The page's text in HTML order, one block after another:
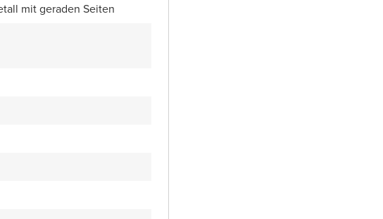
mit geraden Seiten